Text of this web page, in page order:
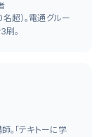
超）。電通グルー
刷。
「テキトーに学